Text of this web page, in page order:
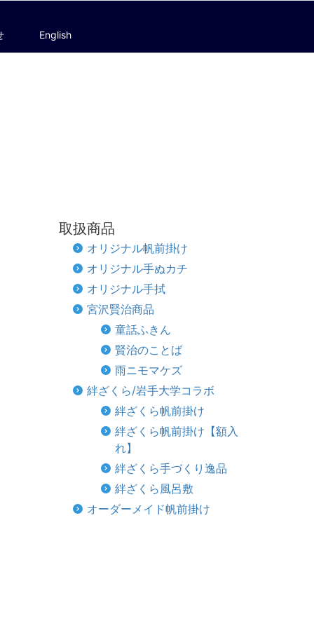
English
取扱商品
オリジナル帆前掛け
オリジナル手ぬカチ
オリジナル手拭
宮沢賢治商品
童話ふきん
賢治のことば
雨ニモマケズ
絆ざくら/岩手大学コラボ
絆ざくら帆前掛け
絆ざくら帆前掛け【額入
れ】
絆ざくら手づくり逸品
絆ざくら風呂敷
オーダーメイド帆前掛け